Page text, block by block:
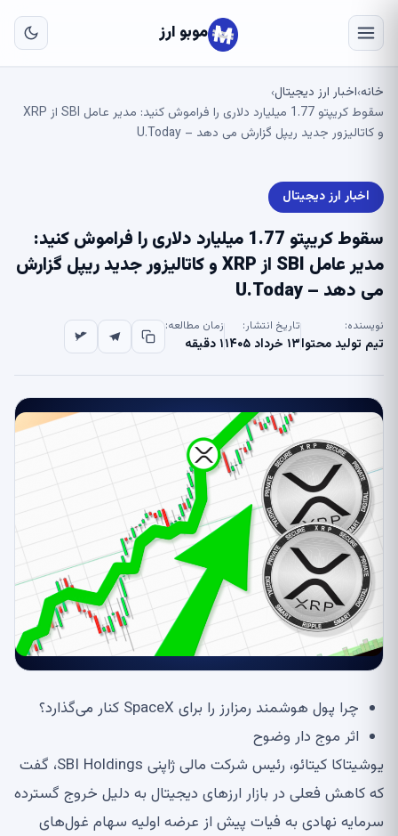
موبو ارز
خانه›اخبار ارز دیجیتال›
سقوط کریپتو 1.77 میلیارد دلاری را فراموش کنید: مدیر عامل SBI از XRP
و کاتالیزور جدید ریپل گزارش می دهد – U.Today
اخبار ارز دیجیتال
سقوط کریپتو 1.77 میلیارد دلاری را فراموش کنید:
مدیر عامل SBI از XRP و کاتالیزور جدید ریپل گزارش
می دهد – U.Today
نویسنده:
تیم تولید محتوا
تاریخ انتشار:
۱۳ خرداد ۱۴۰۵
زمان مطالعه:
۱ دقیقه
چرا پول هوشمند رمزارز را برای SpaceX کنار می‌گذارد؟
اثر موج دار وضوح
یوشیتاکا کیتائو، رئیس شرکت مالی ژاپنی SBI Holdings، گفت
که کاهش فعلی در بازار ارزهای دیجیتال به دلیل خروج گسترده
سرمایه نهادی به فیات پیش از عرضه اولیه سهام غول‌های